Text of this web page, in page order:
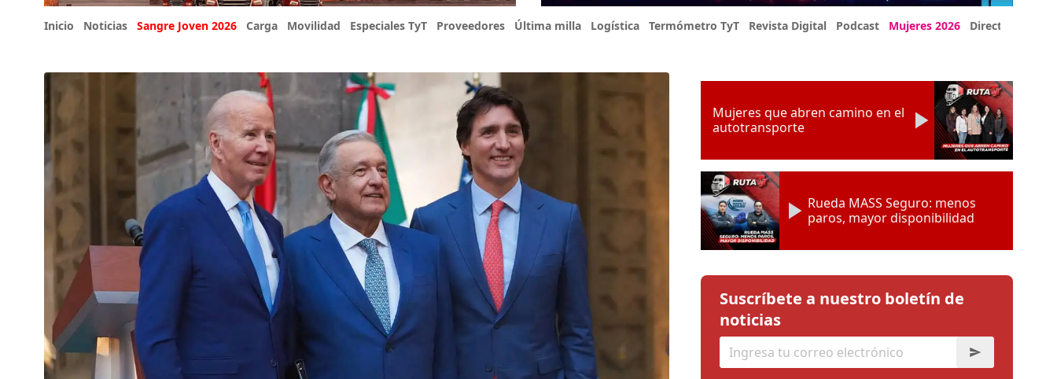
Inicio Noticias Sangre Joven 2026 Carga Movilidad Especiales TyT Proveedores Última milla Logística Termómetro TyT Revista Digital Podcast Mujeres 2026 Directorio Expo
Mujeres que abren camino en el
autotransporte
Rueda MASS Seguro: menos
paros, mayor disponibilidad
Suscríbete a nuestro boletín de
noticias